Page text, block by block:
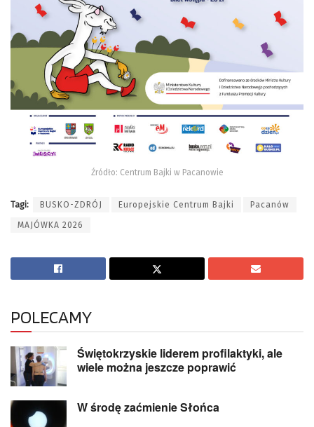
Źródło: Centrum Bajki w Pacanowie
Tagi: BUSKO-ZDRÓJ Europejskie Centrum Bajki Pacanów
MAJÓWKA 2026
POLECAMY
Świętokrzyskie liderem profilaktyki, ale
wiele można jeszcze poprawić
W środę zaćmienie Słońca